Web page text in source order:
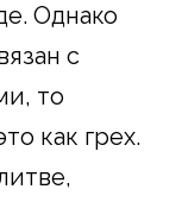
Однако
с
то
как грех.